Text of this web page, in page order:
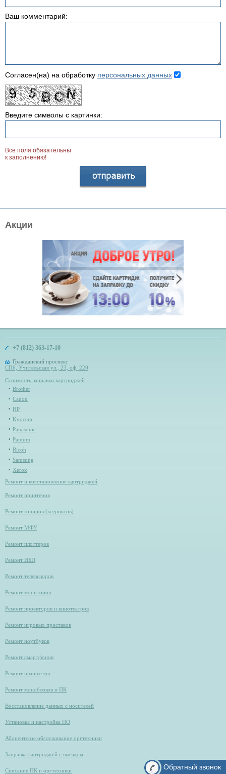
Акции
Ваш комментарий:
Согласен(на) на обработку персональных данных
Введите символы с картинки:
Все поля обязательны
к заполнению!
Обратный звонок
+7 (812) 363-17-10
Гражданский проспект
СПб, Учительская ул., 23, оф. 220
Стоимость заправки картриджей
Brother
Canon
HP
Kyocera
Panasonic
Pantum
Ricoh
Samsung
Xerox
Ремонт и восстановление картриджей
Ремонт принтеров
Ремонт копиров (ксероксов)
Ремонт МФУ
Ремонт плоттеров
Ремонт ИБП
Ремонт телевизоров
Ремонт мониторов
Ремонт проекторов и кинотеатров
Ремонт игровых приставок
Ремонт ноутбуков
Ремонт смартфонов
Ремонт планшетов
Ремонт моноблоков и ПК
Восстановление данных с носителей
Установка и настройка ПО
Абонентское обслуживание оргтехники
Заправка картриджей с выездом
Списание ПК и оргтехники